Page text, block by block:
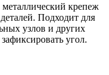
крепеж
Подходит для
узлов и других
угол.